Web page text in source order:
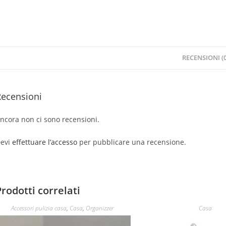
RECENSIONI
non ci sono recensioni.
effettuare l’accesso per pubblicare una recensione.
correlati
Accessori pulizia casa, Casa, Organizzer Casa